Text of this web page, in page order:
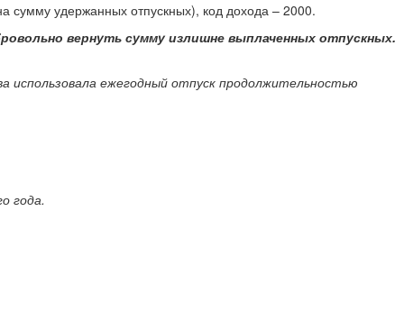
удержанных отпускных), код дохода – 2000.
вернуть сумму излишне выплаченных отпускных.
ежегодный отпуск продолжительностью
года.